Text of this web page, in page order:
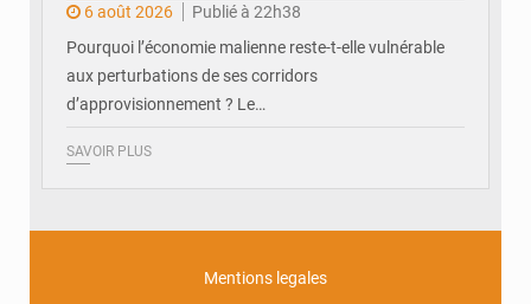
6 août 2026
Publié à 22h38
Pourquoi l’économie malienne reste-t-elle vulnérable
aux perturbations de ses corridors
d’approvisionnement ? Le…
SAVOIR PLUS
Mentions legales